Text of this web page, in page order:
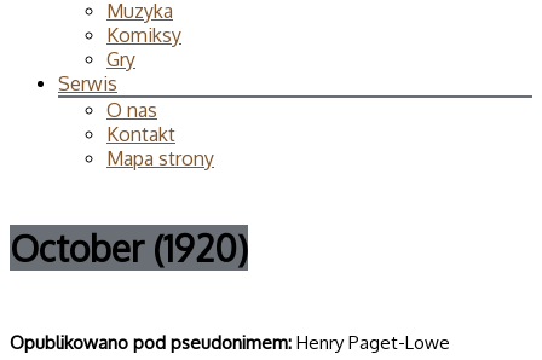
Muzyka
Komiksy
Gry
Serwis
O nas
Kontakt
Mapa strony
October (1920)
Opublikowano pod pseudonimem: Henry Paget-Lowe